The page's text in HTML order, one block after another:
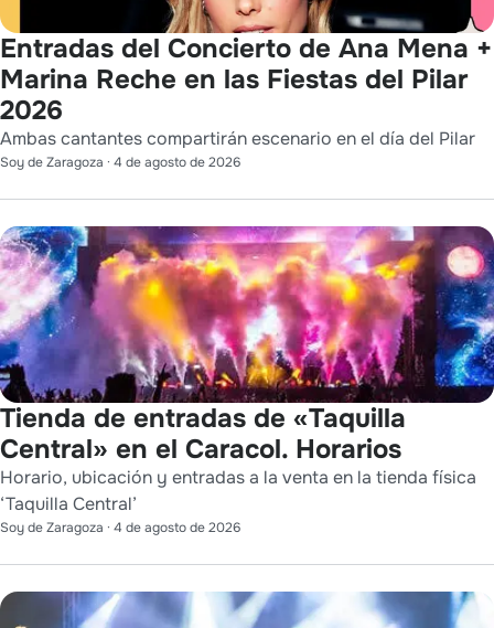
Entradas del Concierto de Ana Mena +
Marina Reche en las Fiestas del Pilar
2026
Ambas cantantes compartirán escenario en el día del Pilar
Soy de Zaragoza · 4 de agosto de 2026
Tienda de entradas de «Taquilla
Central» en el Caracol. Horarios
Horario, ubicación y entradas a la venta en la tienda física
‘Taquilla Central’
Soy de Zaragoza · 4 de agosto de 2026